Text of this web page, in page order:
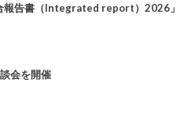
報告書（Integrated report）2026」
会を開催